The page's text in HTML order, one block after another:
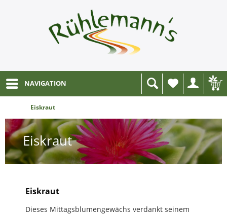
NAVIGATION
Wunschliste
Eiskraut
Eiskraut
Eiskraut
Dieses Mittagsblumengewächs verdankt seinem